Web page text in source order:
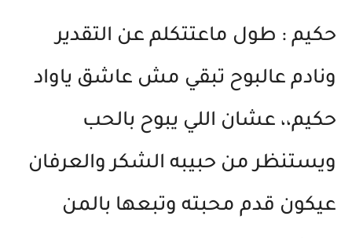
حكيم : طول ماعتتكلم عن التقدير
ونادم عالبوح تبقي مش عاشق ياواد
حكيم،، عشان اللي يبوح بالحب
ويستنظر من حبيبه الشكر والعرفان
عيكون قدم محبته وتبعها بالمن